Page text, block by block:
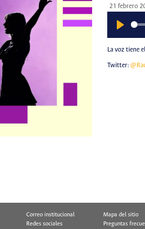
21 febrero
La voz tiene
Twitter:
Correo institucional
Mapa del sitio
Redes sociales
Preguntas